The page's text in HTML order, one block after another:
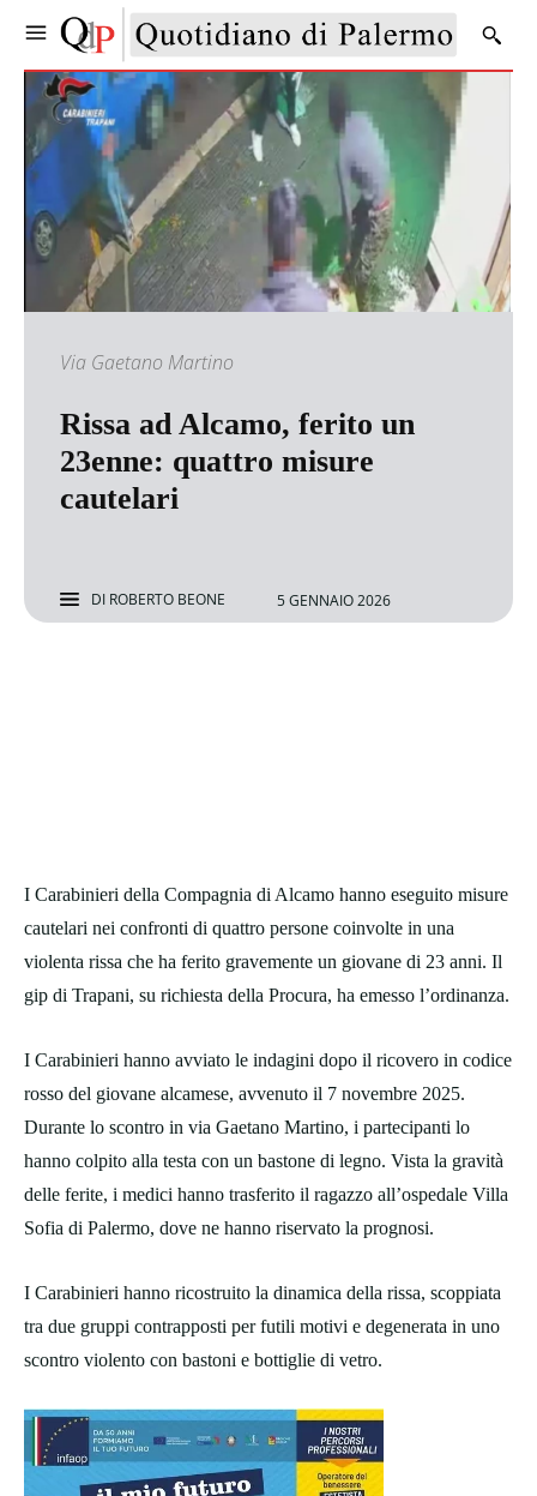
Via Gaetano Martino
Rissa ad Alcamo, ferito un
23enne: quattro misure
cautelari
DI ROBERTO BEONE 5 GENNAIO 2026
I Carabinieri della Compagnia di Alcamo hanno eseguito misure
cautelari nei confronti di quattro persone coinvolte in una
violenta rissa che ha ferito gravemente un giovane di 23 anni. Il
gip di Trapani, su richiesta della Procura, ha emesso l’ordinanza.
I Carabinieri hanno avviato le indagini dopo il ricovero in codice
rosso del giovane alcamese, avvenuto il 7 novembre 2025.
Durante lo scontro in via Gaetano Martino, i partecipanti lo
hanno colpito alla testa con un bastone di legno. Vista la gravità
delle ferite, i medici hanno trasferito il ragazzo all’ospedale Villa
Sofia di Palermo, dove ne hanno riservato la prognosi.
I Carabinieri hanno ricostruito la dinamica della rissa, scoppiata
tra due gruppi contrapposti per futili motivi e degenerata in uno
scontro violento con bastoni e bottiglie di vetro.